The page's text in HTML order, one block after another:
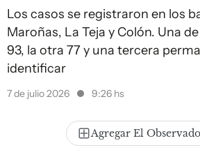
Los casos se registraron en los
Maroñas, La Teja y Colón. Una
93, la otra 77 y una tercera
identificar
7 de julio 2026 9:26 hs
Agregar El